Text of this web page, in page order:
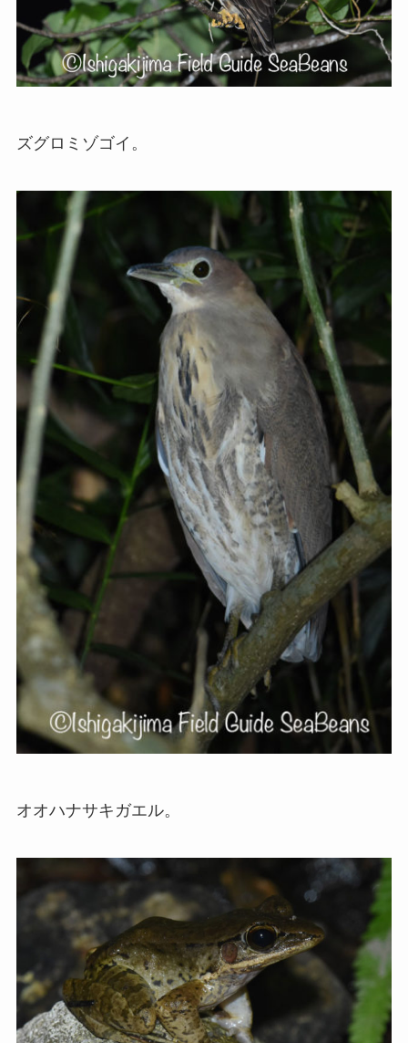
ズグロミゾゴイ。
オオハナサキガエル。